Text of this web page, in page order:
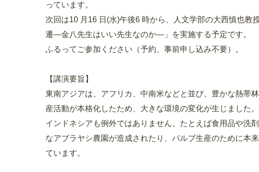
っています。
次回は10 月16 日(水)午後6 時から、人文学部の大西慎也教
遷―金八先生はいい先生なのか―」を実施する予定です。
ふるってご参加ください（予約、事前申し込み不要）。
【講演要旨】
東南アジアは、アフリカ、中南米などと並び、豊かな熱帯
産活動が本格化したため、大きな環境の変化が生じました。
インドネシアも例外ではありません。たとえば食用品や洗
なアブラヤシ農園が造成されたり、パルプ生産のために本
ています。